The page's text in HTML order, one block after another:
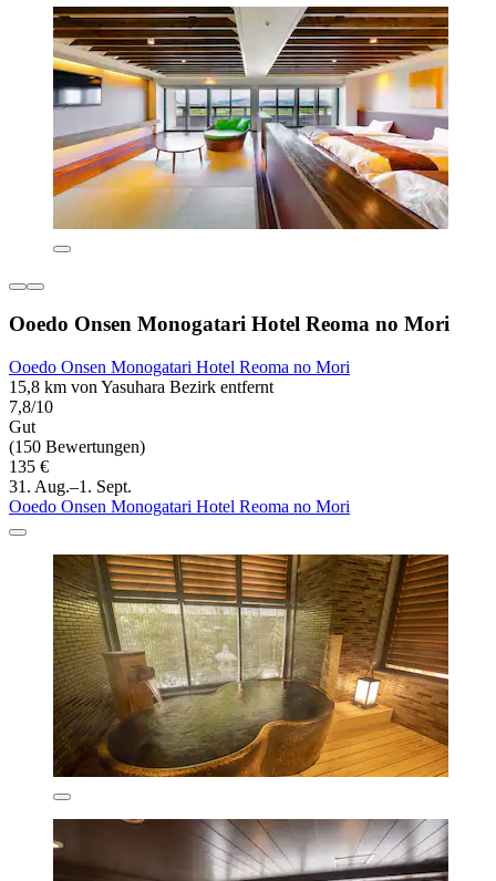
Ooedo Onsen Monogatari Hotel Reoma no Mori
Ooedo Onsen Monogatari Hotel Reoma no Mori
15,8 km von Yasuhara Bezirk entfernt
7,8/10
Gut
(150 Bewertungen)
135 €
31. Aug.–1. Sept.
Ooedo Onsen Monogatari Hotel Reoma no Mori